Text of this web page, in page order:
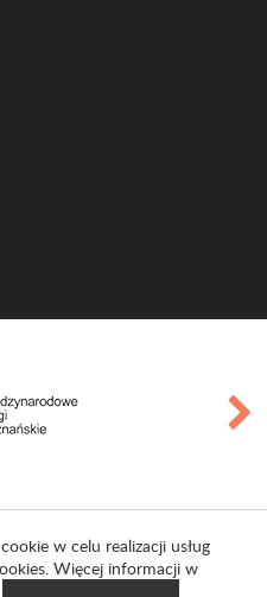
w celu realizacji usług
Więcej informacji w